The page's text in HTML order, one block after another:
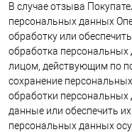
В случае отзыва
персональных данных
обработку или
обработка персональных
лицом, действующим по
сохранение
обработки
данные или обеспечить
персональных данных